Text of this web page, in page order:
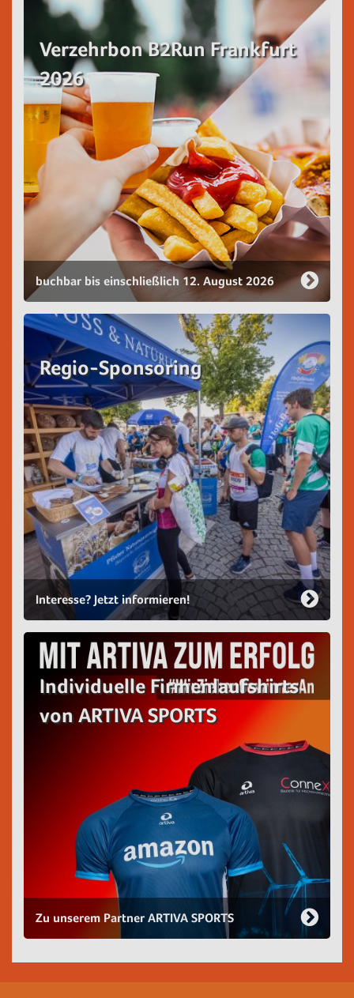
Verzehrbon B2Run Frankfurt
2026
buchbar bis einschließlich 12. August 2026
Regio-Sponsoring
Interesse? Jetzt informieren!
Individuelle Firmenlaufshirts
von ARTIVA SPORTS
Zu unserem Partner ARTIVA SPORTS